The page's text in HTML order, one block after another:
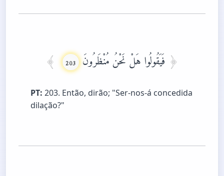
فَيَقُولُوا هَلْ نَحْنُ مُنْظَرُونَ 203
PT: 203. Então, dirão; "Ser-nos-á concedida
dilação?"